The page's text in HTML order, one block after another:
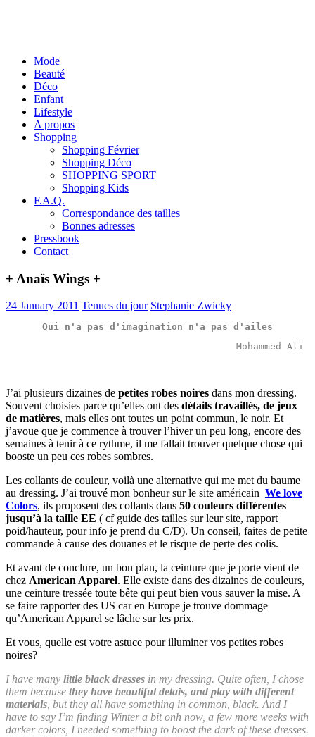
Mode
Beauté
Déco
Enfant
Lifestyle
A propos
Shopping
Shopping Février
Shopping Déco
SHOPPING SPORT
Shopping Kids
F.A.Q.
Correspondance des tailles
Bonnes adresses
Pressbook
Contact
+ Anaïs Wings +
24 January 2011 Tenues du jour Stephanie Zwicky
Qui n'a pas d' imagination n'a pas d' ailes
Mohammed Ali
J’ai plusieurs dizaines de petites robes noires dans mon dressing.
Souvent choisies parce qu’elles ont des détails travaillés, de jeux
de matières, mais elles ont toutes un point commun, le noir. Et
j’avoue que je commence à trouver l’hiver un peu long, encore des
semaines à tenir à ce rythme, il me fallait trouver quelque chose qui
booste un peu ces robes sombres.
Les collants de couleur, voilà une alternative qui me met du baume
au dressing. J’ai trouvé mon bonheur sur le site américain We love
Colors, ils proposent des collants dans 50 couleurs différentes
jusqu’à la taille EE ( cf guide des tailles sur leur site, rapport
poid/hauteur, pour info je prend du C/D). Un conseil, faites de petite
commande à cause des douanes et le risque de perte des colis.
Et avant de conclure, un bon plan, la ceinture que je porte vient de
chez American Apparel. Elle existe dans des dizaines de couleurs,
une ceinture tressée toute bête qui peut bien vous sauver la mise. A
se faire rapporter des US car en Europe je trouve dommage
qu’American Apparel se lâche sur les prix.
Et vous, quelle est votre astuce pour illuminer vos petites robes
noires?
I have many little black dresses in my dressing. Quite often, I chose
them because they have beautiful detais, and play with different
materials , but they all have something in common, black. And I
have to say I’m finding Winter a bit onh now, a few more weeks with
darker colors, I needed something to boost the dark of these dresses.